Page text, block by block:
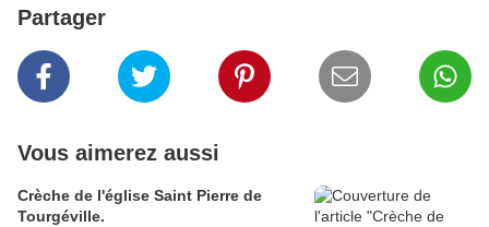
Partager
Vous aimerez aussi
Crèche de l'église Saint Pierre de
Tourgéville.